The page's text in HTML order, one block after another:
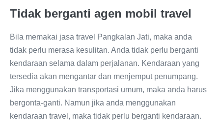
Tidak berganti agen mobil travel
Bila memakai jasa travel Pangkalan Jati, maka anda
tidak perlu merasa kesulitan. Anda tidak perlu berganti
kendaraan selama dalam perjalanan. Kendaraan yang
tersedia akan mengantar dan menjemput penumpang.
Jika menggunakan transportasi umum, maka anda harus
bergonta-ganti. Namun jika anda menggunakan
kendaraan travel, maka tidak perlu berganti kendaraan.